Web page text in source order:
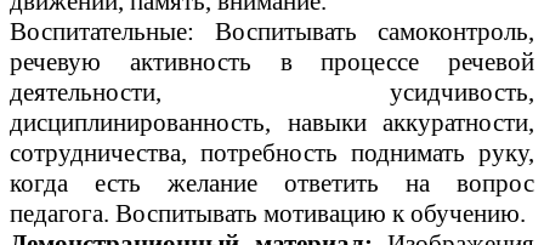
Воспитательные: Воспитывать самоконтроль,
речевую активность в процессе речевой
деятельности, усидчивость,
дисциплинированность, навыки аккуратности,
сотрудничества, потребность поднимать руку,
когда есть желание ответить на вопрос
педагога. Воспитывать мотивацию к обучению.